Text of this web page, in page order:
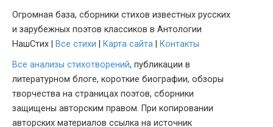
Огромная база, сборники стихов известных русских
и зарубежных поэтов классиков в Антологии
НашСтих |
Все стихи Карта сайта
Контакты
Все анализы стихотворений, публикации в
литературном блоге, короткие биографии, обзоры
творчества на страницах поэтов, сборники
защищены авторским правом. При копировании
авторских материалов ссылка на источник